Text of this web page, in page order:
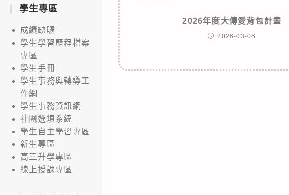
2026年度大傳愛背包計畫
2026-03-06
學生專區
成績缺曠
學生學習歷程檔案
專區
學生手冊
學生事務與轉導工
作網
學生事務資訊網
社團選填系統
學生自主學習專區
新生專區
高三升學專區
線上授課專區